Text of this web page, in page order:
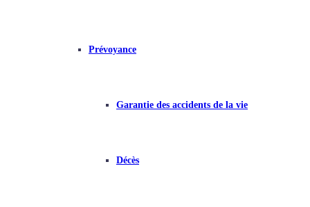
Prévoyance
Garantie des accidents de la vie
Décès